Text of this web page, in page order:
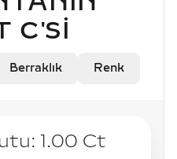
C'SI
Berraklık Renk
1.00 Ct